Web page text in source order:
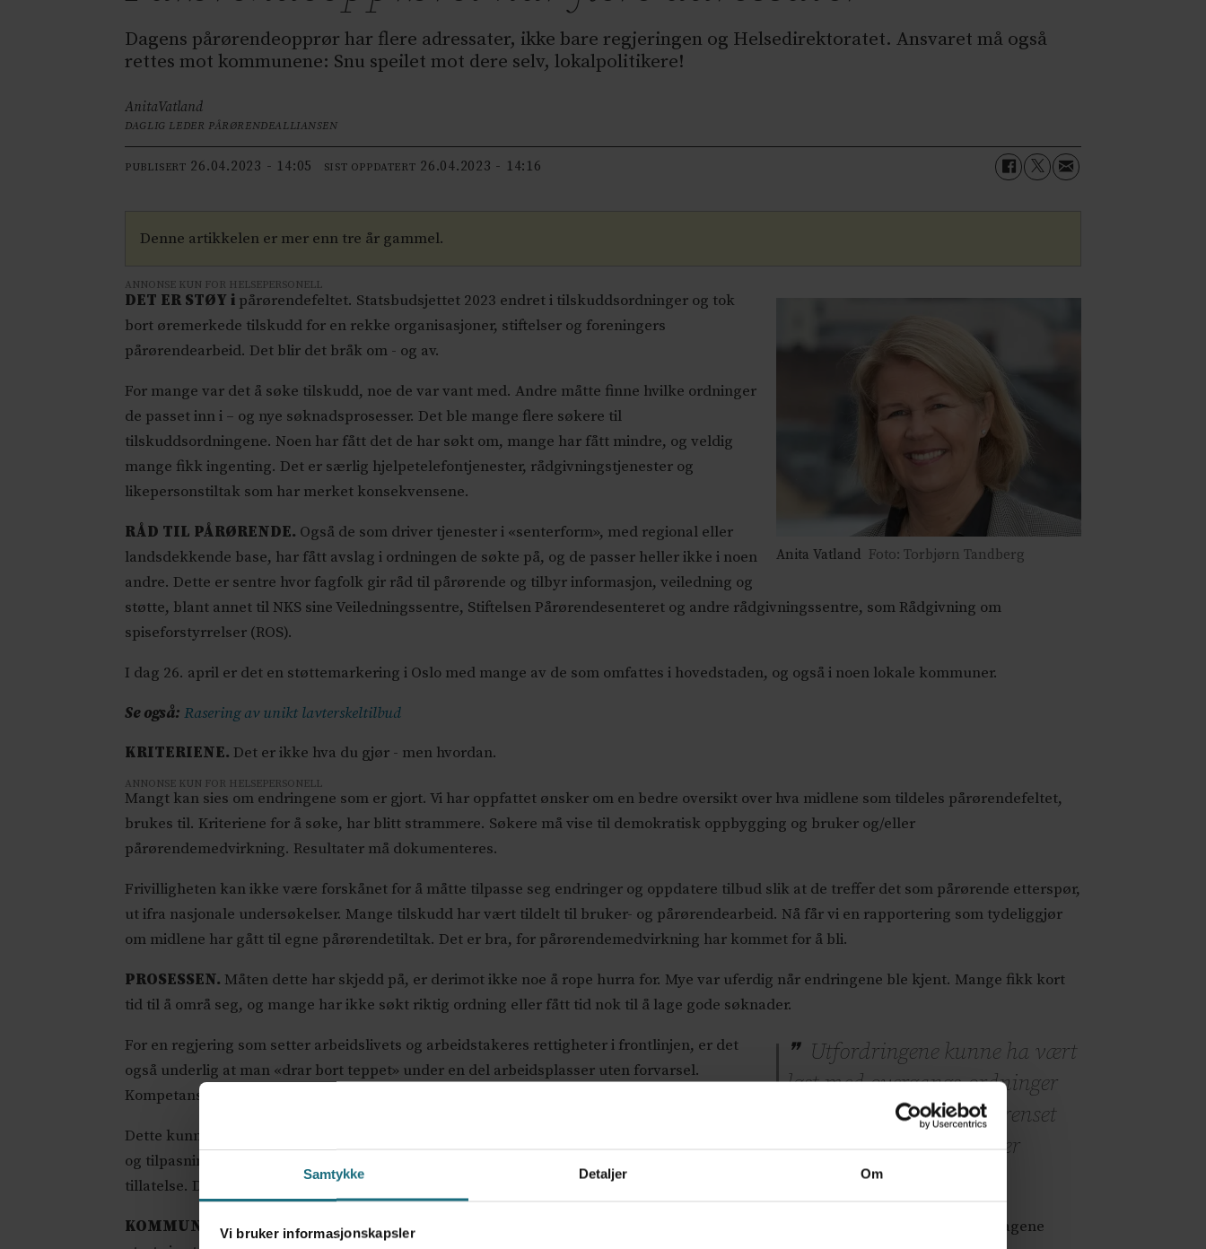
Samtykke Detaljer Om
Vi bruker informasjonskapsler
Dagens pårørendeopprør har flere adressater, ikke bare regjeringen og Helsedirektoratet. Ansvaret må også
rettes mot kommunene: Snu speilet mot dere selv, lokalpolitikere!
AnitaVatland
DAGLIG LEDER PÅRØRENDEALLIANSEN
PUBLISERT 26.04.2023 - 14:05 SIST OPPDATERT 26.04.2023 - 14:16
Denne artikkelen er mer enn tre år gammel.
ANNONSE KUN FOR HELSEPERSONELL
Anita Vatland Foto: Torbjørn Tandberg
DET ER STØY i pårørendefeltet. Statsbudsjettet 2023 endret i tilskuddsordninger og tok
bort øremerkede tilskudd for en rekke organisasjoner, stiftelser og foreningers
pårørendearbeid. Det blir det bråk om - og av.
For mange var det å søke tilskudd, noe de var vant med. Andre måtte finne hvilke ordninger
de passet inn i – og nye søknadsprosesser. Det ble mange flere søkere til
tilskuddsordningene. Noen har fått det de har søkt om, mange har fått mindre, og veldig
mange fikk ingenting. Det er særlig hjelpetelefontjenester, rådgivningstjenester og
likepersonstiltak som har merket konsekvensene.
RÅD TIL PÅRØRENDE. Også de som driver tjenester i «senterform», med regional eller
landsdekkende base, har fått avslag i ordningen de søkte på, og de passer heller ikke i noen
andre. Dette er sentre hvor fagfolk gir råd til pårørende og tilbyr informasjon, veiledning og
støtte, blant annet til NKS sine Veiledningssentre, Stiftelsen Pårørendesenteret og andre rådgivningssentre, som Rådgivning om
spiseforstyrrelser (ROS).
I dag 26. april er det en støttemarkering i Oslo med mange av de som omfattes i hovedstaden, og også i noen lokale kommuner.
Se også: Rasering av unikt lavterskeltilbud
KRITERIENE. Det er ikke hva du gjør - men hvordan.
ANNONSE KUN FOR HELSEPERSONELL
Mangt kan sies om endringene som er gjort. Vi har oppfattet ønsker om en bedre oversikt over hva midlene som tildeles pårørendefeltet,
brukes til. Kriteriene for å søke, har blitt strammere. Søkere må vise til demokratisk oppbygging og bruker og/eller
pårørendemedvirkning. Resultater må dokumenteres.
Frivilligheten kan ikke være forskånet for å måtte tilpasse seg endringer og oppdatere tilbud slik at de treffer det som pårørende etterspør,
ut ifra nasjonale undersøkelser. Mange tilskudd har vært tildelt til bruker- og pårørendearbeid. Nå får vi en rapportering som tydeliggjør
om midlene har gått til egne pårørendetiltak. Det er bra, for pårørendemedvirkning har kommet for å bli.
PROSESSEN. Måten dette har skjedd på, er derimot ikke noe å rope hurra for. Mye var uferdig når endringene ble kjent. Mange fikk kort
tid til å områ seg, og mange har ikke søkt riktig ordning eller fått tid nok til å lage gode søknader.
Utfordringene kunne ha vært
løst med overgangs-ordninger
som gir rom for tidsbegrenset
omstilling og tilpasninger
For en regjering som setter arbeidslivets og arbeidstakeres rettigheter i frontlinjen, er det
også underlig at man «drar bort teppet» under en del arbeidsplasser uten forvarsel.
Kompetanse bygd opp over tid kan gå tapt.
Dette kunne ha vært løst med overgangsordninger som gir rom for tidsbegrenset omstilling
og tilpasninger. Her bør man lære av det som har skjedd og ikke gå for tilgivelse fremfor
tillatelse. Det er lov å håpe at det kommer løsninger i revidert budsjett.
KOMMUNENES ANSVAR.Kommunene roper på staten, men hva med deres ansvar?
Mange kommunepolitikere har de siste dagene